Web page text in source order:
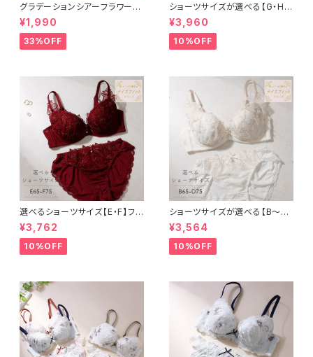
グラデーションシアーフラワー３/
４カップブラ＆バックレースフレ
アショーツ
¥1,990
33%OFF
ショーツサイズが選べる【G・H】
フラワーアップリケ ブラ＆ショー
ツセット
¥3,960
10%OFF
選べるショーツサイズ【E・F】フラ
ワーアップリケ ブラ＆ショーツセ
ット
¥3,762
10%OFF
ショーツサイズが選べる【B〜D】
フラワーアップリケ ブラ＆ショー
ツ
¥3,564
10%OFF